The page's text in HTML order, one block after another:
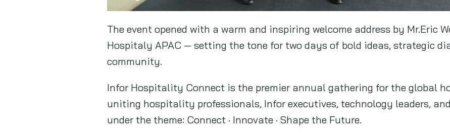
The event opened with a warm and inspiring welcome address by Mr.Eric
Hospitaly APAC — setting the tone for two days of bold ideas, strategic
community.
Infor Hospitality Connect is the premier annual gathering for the global
uniting hospitality professionals, Infor executives, technology leaders,
under the theme: Connect · Innovate · Shape the Future.